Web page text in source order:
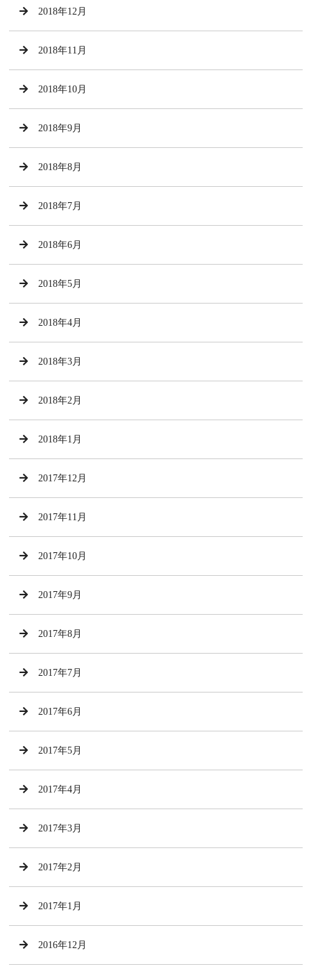
2018年12月
2018年11月
2018年10月
2018年9月
2018年8月
2018年7月
2018年6月
2018年5月
2018年4月
2018年3月
2018年2月
2018年1月
2017年12月
2017年11月
2017年10月
2017年9月
2017年8月
2017年7月
2017年6月
2017年5月
2017年4月
2017年3月
2017年2月
2017年1月
2016年12月